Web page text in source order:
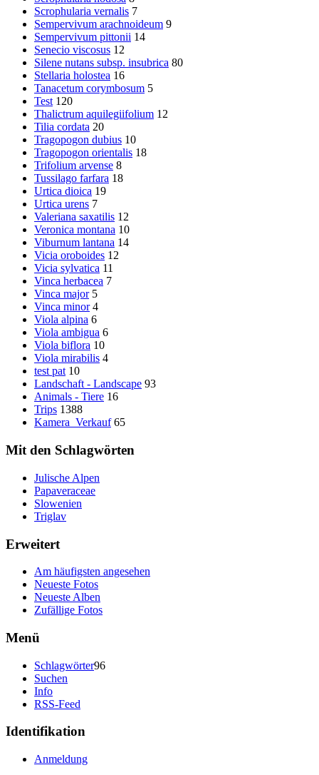
Scrophularia vernalis 7
Sempervivum arachnoideum 9
Sempervivum pittonii 14
Senecio viscosus 12
Silene nutans subsp. insubrica 80
Stellaria holostea 16
Tanacetum corymbosum 5
Test 120
Thalictrum aquilegiifolium 12
Tilia cordata 20
Tragopogon dubius 10
Tragopogon orientalis 18
Trifolium arvense 8
Tussilago farfara 18
Urtica dioica 19
Urtica urens 7
Valeriana saxatilis 12
Veronica montana 10
Viburnum lantana 14
Vicia oroboides 12
Vicia sylvatica 11
Vinca herbacea 7
Vinca major 5
Vinca minor 4
Viola alpina 6
Viola ambigua 6
Viola biflora 10
Viola mirabilis 4
test pat 10
Landschaft - Landscape 93
Animals - Tiere 16
Trips 1388
Kamera_Verkauf 65
Mit den Schlagwörten
Julische Alpen
Papaveraceae
Slowenien
Triglav
Erweitert
Am häufigsten angesehen
Neueste Fotos
Neueste Alben
Zufällige Fotos
Menü
Schlagwörter96
Suchen
Info
RSS-Feed
Identifikation
Anmeldung